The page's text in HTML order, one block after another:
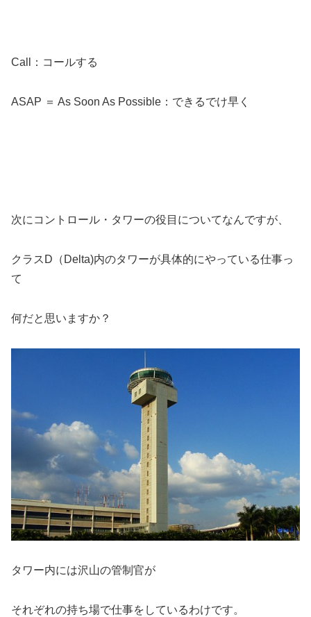
Call：コールする
ASAP ＝ As Soon As Possible：できるでけ早く
次にコントロール・タワーの役目についてなんですが、
クラスD（Delta)内のタワーが具体的にやっている仕事っ
て
何だと思いますか？
タワー内には沢山の管制官が
それぞれの持ち場で仕事をしているわけです。